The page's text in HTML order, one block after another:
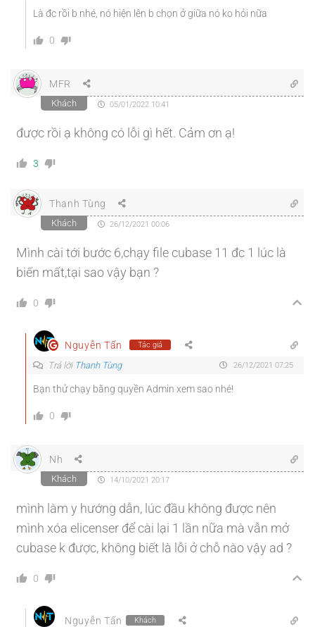
Là đc rồi b nhé, nó hiện lên b chọn ở giữa nó ko hỏi nữa
0
MFR
Khách 05/01/2022 10:41
được rồi ạ không có lỗi gì hết. Cảm ơn ạ!
3
Thanh Tùng
Khách 26/12/2021 00:06
Mình cài tới bước 6,chạy file cubase 11 đc 1 lúc là
biến mất,tại sao vậy bạn ?
0
Nguyễn Tấn Tác giả
Trả lời Thanh Tùng 26/12/2021 07:25
Bạn thử chạy bằng quyền Admin xem sao nhé!
0
Nh
Khách 14/10/2021 20:17
mình làm y hướng dẫn, lúc đầu không được nên
mình xóa elicenser để cài lại 1 lần nữa mà vẫn mở
cubase k được, không biết là lỗi ở chỗ nào vậy ad ?
0
Nguyễn Tấn Khách